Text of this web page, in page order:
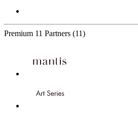
Premium 11 Partners (11)